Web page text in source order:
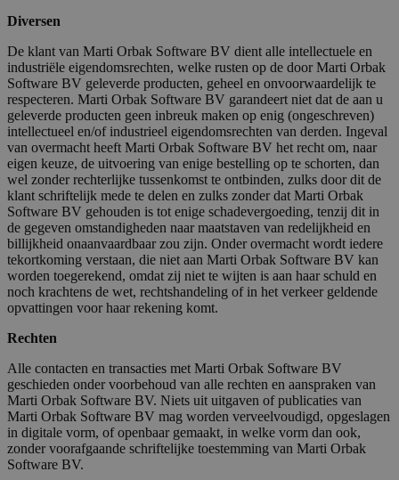
Diversen
De klant van Marti Orbak Software BV dient alle intellectuele en
industriële eigendomsrechten, welke rusten op de door Marti Orbak
Software BV geleverde producten, geheel en onvoorwaardelijk te
respecteren. Marti Orbak Software BV garandeert niet dat de aan u
geleverde producten geen inbreuk maken op enig (ongeschreven)
intellectueel en/of industrieel eigendomsrechten van derden. Ingeval
van overmacht heeft Marti Orbak Software BV het recht om, naar
eigen keuze, de uitvoering van enige bestelling op te schorten, dan
wel zonder rechterlijke tussenkomst te ontbinden, zulks door dit de
klant schriftelijk mede te delen en zulks zonder dat Marti Orbak
Software BV gehouden is tot enige schadevergoeding, tenzij dit in
de gegeven omstandigheden naar maatstaven van redelijkheid en
billijkheid onaanvaardbaar zou zijn. Onder overmacht wordt iedere
tekortkoming verstaan, die niet aan Marti Orbak Software BV kan
worden toegerekend, omdat zij niet te wijten is aan haar schuld en
noch krachtens de wet, rechtshandeling of in het verkeer geldende
opvattingen voor haar rekening komt.
Rechten
Alle contacten en transacties met Marti Orbak Software BV
geschieden onder voorbehoud van alle rechten en aanspraken van
Marti Orbak Software BV. Niets uit uitgaven of publicaties van
Marti Orbak Software BV mag worden verveelvoudigd, opgeslagen
in digitale vorm, of openbaar gemaakt, in welke vorm dan ook,
zonder voorafgaande schriftelijke toestemming van Marti Orbak
Software BV.